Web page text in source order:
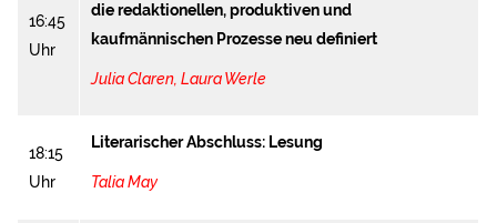
16:45
Uhr
die redaktionellen, produktiven und
kaufmännischen Prozesse neu definiert
Julia Claren, Laura Werle
18:15
Uhr
Literarischer Abschluss: Lesung
Talia May